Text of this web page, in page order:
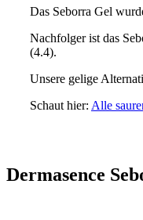
Das Seborra Gel
Nachfolger ist das
(4.4).
Unsere gelige
Schaut hier: Alle
Dermasence